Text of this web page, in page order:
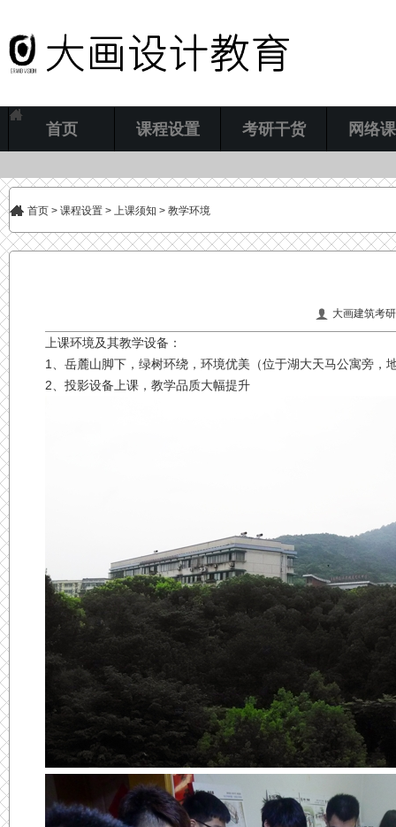
首页 课程设置 考研干货 网络
首页 > 课程设置 > 上课须知 > 教学环境
大画建筑考研
上课环境及其教学设备：
1、岳麓山脚下，绿树环绕，环境优美（位于湖大天马公寓旁，
2、投影设备上课，教学品质大幅提升